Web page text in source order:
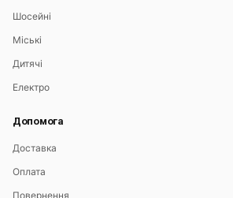
Шосейні
Міські
Дитячі
Електро
Допомога
Доставка
Оплата
Повернення